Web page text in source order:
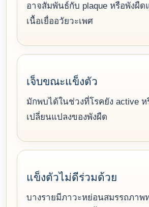
อาจสัมพันธ์กับ plaque หรือพังผืด
เนื้อเยื่ออวัยวะเพศ
เจ็บขณะแข็งตัว
มักพบได้ในช่วงที่โรคยัง active ห
เปลี่ยนแปลงของพังผืด
แข็งตัวไม่ดีร่วมด้วย
บางรายมีภาวะหย่อนสมรรถภาพ